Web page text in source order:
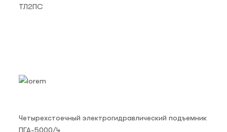
ТЛ2ПС
Четырехстоечный электрогидравлический подъемник
ПГА-5000/4